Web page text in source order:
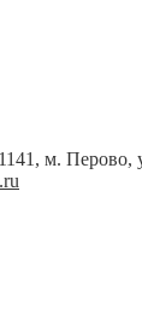
м.